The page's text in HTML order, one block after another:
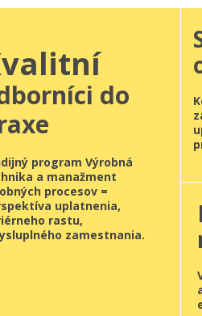
do
program Výrobná
a manažment
procesov =
uplatnenia,
rastu,
zamestnania.